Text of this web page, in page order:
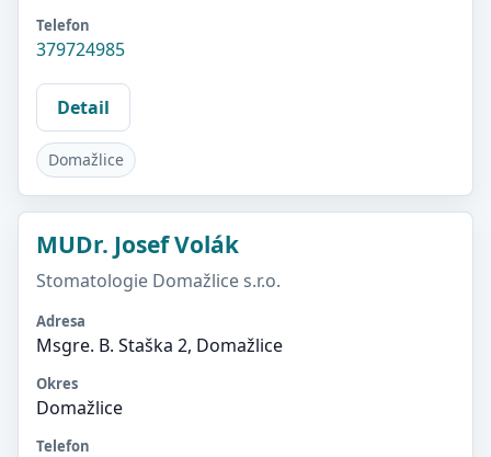
Telefon
379724985
Detail
Domažlice
MUDr. Josef Volák
Stomatologie Domažlice s.r.o.
Adresa
Msgre. B. Staška 2, Domažlice
Okres
Domažlice
Telefon